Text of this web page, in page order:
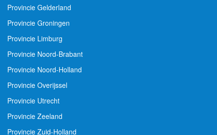
Provincie Gelderland
Provincie Groningen
Provincie Limburg
Provincie Noord-Brabant
Provincie Noord-Holland
Provincie Overijssel
Provincie Utrecht
Provincie Zeeland
Provincie Zuid-Holland